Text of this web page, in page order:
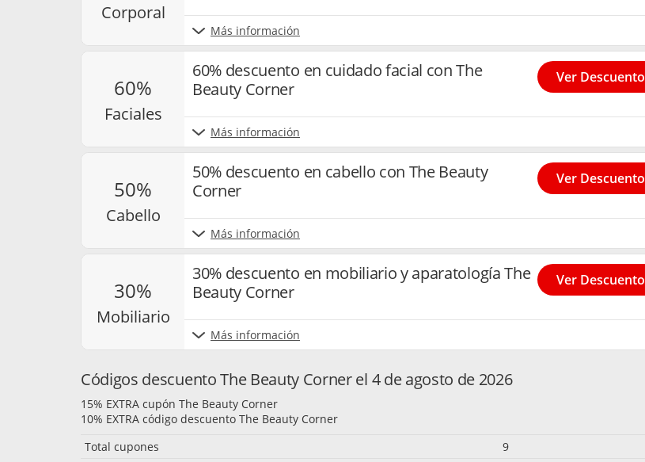
corporal
Más información
60%
faciales
60% descuento en cuidado facial con The
Beauty Corner
Más información
Ver Descuento
50%
cabello
50% descuento en cabello con The Beauty
Corner
Más información
Ver Descuento
30%
mobiliario
30% descuento en mobiliario y aparatología The
Beauty Corner
Más información
Ver Descuento
Códigos descuento The Beauty Corner el 4 de agosto de 2026
15% EXTRA cupón The Beauty Corner
10% EXTRA código descuento The Beauty Corner
Total cupones
9